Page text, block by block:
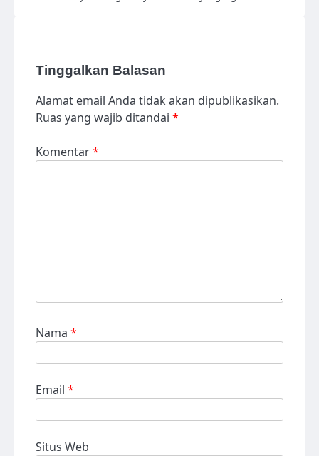
Tinggalkan Balasan
Alamat email Anda tidak akan dipublikasikan.
Ruas yang wajib ditandai *
Komentar*
Nama *
Email *
Situs Web